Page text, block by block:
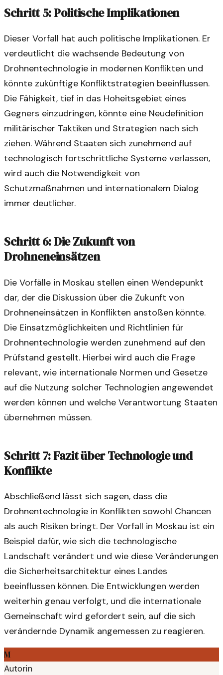
Schritt 5: Politische Implikationen
Dieser Vorfall hat auch politische Implikationen. Er
verdeutlicht die wachsende Bedeutung von
Drohnentechnologie in modernen Konflikten und
könnte zukünftige Konfliktstrategien beeinflussen.
Die Fähigkeit, tief in das Hoheitsgebiet eines
Gegners einzudringen, könnte eine Neudefinition
militärischer Taktiken und Strategien nach sich
ziehen. Während Staaten sich zunehmend auf
technologisch fortschrittliche Systeme verlassen,
wird auch die Notwendigkeit von
Schutzmaßnahmen und internationalem Dialog
immer deutlicher.
Schritt 6: Die Zukunft von
Drohneneinsätzen
Die Vorfälle in Moskau stellen einen Wendepunkt
dar, der die Diskussion über die Zukunft von
Drohneneinsätzen in Konflikten anstoßen könnte.
Die Einsatzmöglichkeiten und Richtlinien für
Drohnentechnologie werden zunehmend auf den
Prüfstand gestellt. Hierbei wird auch die Frage
relevant, wie internationale Normen und Gesetze
auf die Nutzung solcher Technologien angewendet
werden können und welche Verantwortung Staaten
übernehmen müssen.
Schritt 7: Fazit über Technologie und
Konflikte
Abschließend lässt sich sagen, dass die
Drohnentechnologie in Konflikten sowohl Chancen
als auch Risiken bringt. Der Vorfall in Moskau ist ein
Beispiel dafür, wie sich die technologische
Landschaft verändert und wie diese Veränderungen
die Sicherheitsarchitektur eines Landes
beeinflussen können. Die Entwicklungen werden
weiterhin genau verfolgt, und die internationale
Gemeinschaft wird gefordert sein, auf die sich
verändernde Dynamik angemessen zu reagieren.
M
Autorin